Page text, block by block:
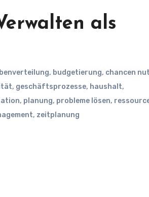
als
, budgetierung, chancen
, geschäftsprozesse, haushalt,
, planung, probleme lösen,
, zeitplanung